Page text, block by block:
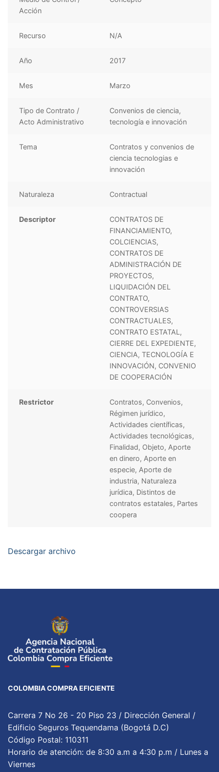
Acción
Recurso N/A
Año 2017
Mes Marzo
Tipo de Contrato /
Acto Administrativo
Convenios de ciencia,
tecnología e innovación
Tema
Contratos y convenios de
ciencia tecnologias e
innovación
Naturaleza Contractual
Descriptor
CONTRATOS DE
FINANCIAMIENTO,
COLCIENCIAS,
CONTRATOS DE
ADMINISTRACIÓN DE
PROYECTOS,
LIQUIDACIÓN DEL
CONTRATO,
CONTROVERSIAS
CONTRACTUALES,
CONTRATO ESTATAL,
CIERRE DEL EXPEDIENTE,
CIENCIA, TECNOLOGÍA E
INNOVACIÓN, CONVENIO
DE COOPERACIÓN
Restrictor
Contratos, Convenios,
Régimen jurídico,
Actividades científicas,
Actividades tecnológicas,
Finalidad, Objeto, Aporte
en dinero, Aporte en
especie, Aporte de
industria, Naturaleza
jurídica, Distintos de
contratos estatales, Partes
coopera
Descargar archivo
COLOMBIA COMPRA EFICIENTE
Carrera 7 No 26 - 20 Piso 23 / Dirección General /
Edificio Seguros Tequendama (Bogotá D.C)
Código Postal: 110311
Horario de atención: de 8:30 a.m a 4:30 p.m / Lunes a
Viernes